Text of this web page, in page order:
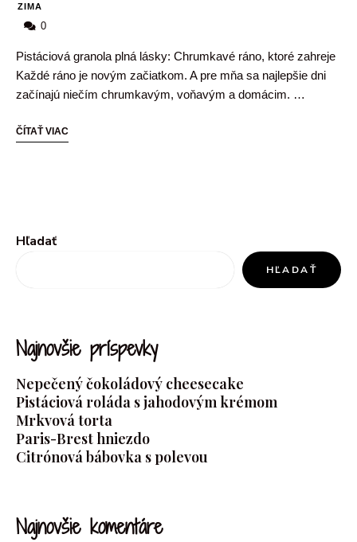
ZIMA
0
Pistáciová granola plná lásky: Chrumkavé ráno, ktoré zahreje
Každé ráno je novým začiatkom. A pre mňa sa najlepšie dni
začínajú niečím chrumkavým, voňavým a domácim. …
ČÍTAŤ VIAC
Hľadať
HĽADAŤ
Najnovšie príspevky
Nepečený čokoládový cheesecake
Pistáciová roláda s jahodovým krémom
Mrkvová torta
Paris-Brest hniezdo
Citrónová bábovka s polevou
Najnovšie komentáre